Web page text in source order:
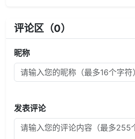
评论区（0）
昵称
发表评论